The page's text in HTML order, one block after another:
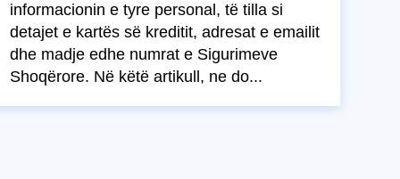
informacionin e tyre personal, të tilla si
detajet e kartës së kreditit, adresat e emailit
dhe madje edhe numrat e Sigurimeve
Shoqërore. Në këtë artikull, ne do...